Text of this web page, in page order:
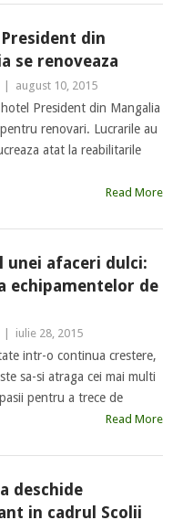
din
se renoveaza
august 10, 2015
President din Mangalia
renovari. Lucrarile au
atat la reabilitarile
Read More
unei afaceri dulci:
echipamentelor de
iulie 28, 2015
intr-o continua crestere,
sa-si atraga cei mai multi
pentru a trece de
Read More
deschide
in cadrul Scolii